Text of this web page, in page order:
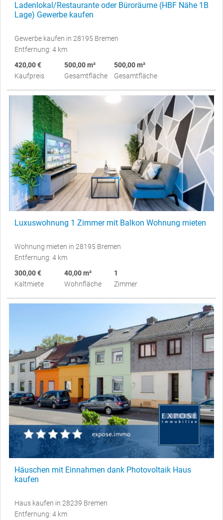
Ladenlokal/Restaurante oder Büroräume (HBF Nähe 1B
Lage) Gewerbe kaufen
Gewerbe kaufen in 28195 Bremen
Entfernung: 4 km
420,00 €
Kaufpreis
500,00 m²
Gesamtfläche
500,00 m²
Gesamtfläche
Luxuswohnung 1 Zimmer mit Balkon Wohnung mieten
Wohnung mieten in 28195 Bremen
Entfernung: 4 km
300,00 €
Kaltmiete
40,00 m²
Wohnfläche
1
Zimmer
Häuschen mit Einnahmen dank Photovoltaik Haus
kaufen
Haus kaufen in 28239 Bremen
Entfernung: 4 km